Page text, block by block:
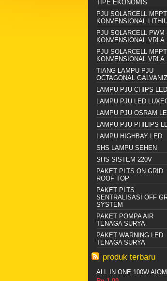
TIPE EKONOMIS
PJU SOLARCELL
KONVENSIONAL
PJU SOLARCELL PWM
KONVENSIONAL VRLA
PJU SOLARCELL
KONVENSIONAL VRLA
TIANG LAMPU PJU
OCTAGONAL
LAMPU PJU CHIPS LED
LAMPU PJU LED
LAMPU PJU OSRAM
LAMPU PJU PHILIPS
LAMPU HIGHBAY LED
SHS LAMPU SEHEN
SHS SISTEM 220V
PAKET PLTS ON GRID
ROOF TOP
PAKET PLTS
SENTRALISASI OFF
SYSTEM
PAKET POMPA AIR
TENAGA SURYA
PAKET WARNING LED
TENAGA SURYA
produk terbaru
ALL IN ONE 100W AIOM